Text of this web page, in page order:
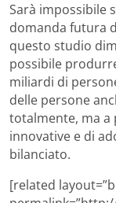
Sarà impossibile
domanda futura
questo studio
possibile
miliardi di
delle persone
totalmente, ma
innovative e di
bilanciato.
[related